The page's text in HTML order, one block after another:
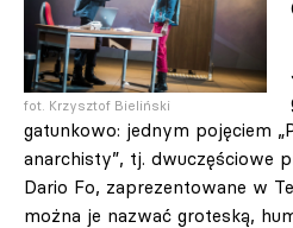
fot. Krzysztof Bieliński
gatunkowo: jednym pojęciem
anarchisty”, tj. dwuczęściowe
Dario Fo, zaprezentowane w
można je nazwać groteską,